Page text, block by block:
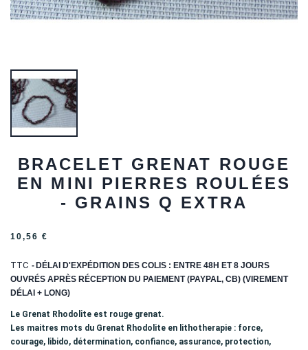
BRACELET GRENAT ROUGE
EN MINI PIERRES ROULÉES
- GRAINS Q EXTRA
10,56 €
TTC
DÉLAI D'EXPÉDITION DES COLIS : ENTRE 48H ET 8 JOURS
OUVRÉS APRÈS RÉCEPTION DU PAIEMENT (PAYPAL, CB) (VIREMENT
DÉLAI + LONG)
Le Grenat Rhodolite est rouge grenat.
Les maitres mots du Grenat Rhodolite en lithotherapie : force,
courage, libido, détermination, confiance, assurance, protection,